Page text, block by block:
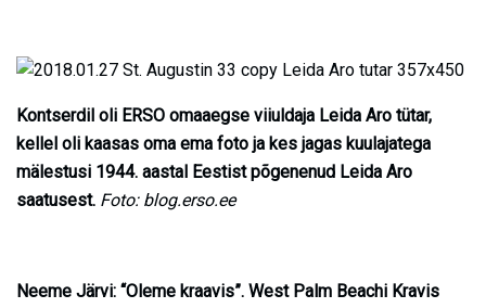
Kontserdil oli ERSO omaaegse viiuldaja Leida Aro tütar,
kellel oli kaasas oma ema foto ja kes jagas kuulajatega
mälestusi 1944. aastal Eestist põgenenud Leida Aro
saatusest. Foto: blog.erso.ee
Neeme Järvi: “Oleme kraavis”. West Palm Beachi Kravis